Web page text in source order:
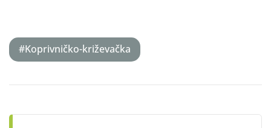
#Koprivničko-križevačka
navigation